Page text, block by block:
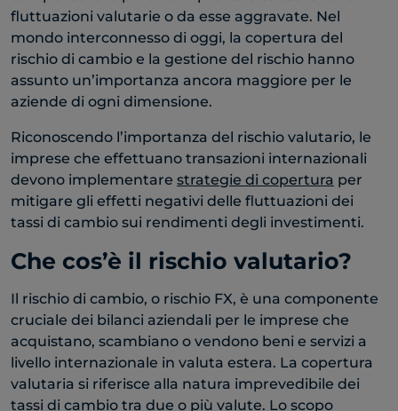
fluttuazioni valutarie o da esse aggravate. Nel
mondo interconnesso di oggi, la copertura del
rischio di cambio e la gestione del rischio hanno
assunto un’importanza ancora maggiore per le
aziende di ogni dimensione.
Riconoscendo l’importanza del rischio valutario, le
imprese che effettuano transazioni internazionali
devono implementare strategie di copertura per
mitigare gli effetti negativi delle fluttuazioni dei
tassi di cambio sui rendimenti degli investimenti.
Che cos’è il rischio valutario?
Il rischio di cambio, o rischio FX, è una componente
cruciale dei bilanci aziendali per le imprese che
acquistano, scambiano o vendono beni e servizi a
livello internazionale in valuta estera. La copertura
valutaria si riferisce alla natura imprevedibile dei
tassi di cambio tra due o più valute. Lo scopo